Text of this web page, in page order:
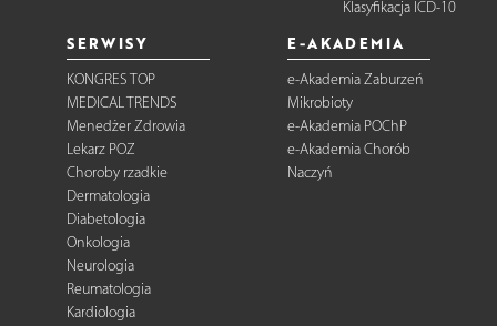
Klasyfikacja ICD-10
SERWISY
KONGRES TOP
MEDICAL TRENDS
Menedżer Zdrowia
Lekarz POZ
Choroby rzadkie
Dermatologia
Diabetologia
Onkologia
Neurologia
Reumatologia
Kardiologia
E-AKADEMIA
e-Akademia Zaburzeń
Mikrobioty
e-Akademia POChP
e-Akademia Chorób
Naczyń